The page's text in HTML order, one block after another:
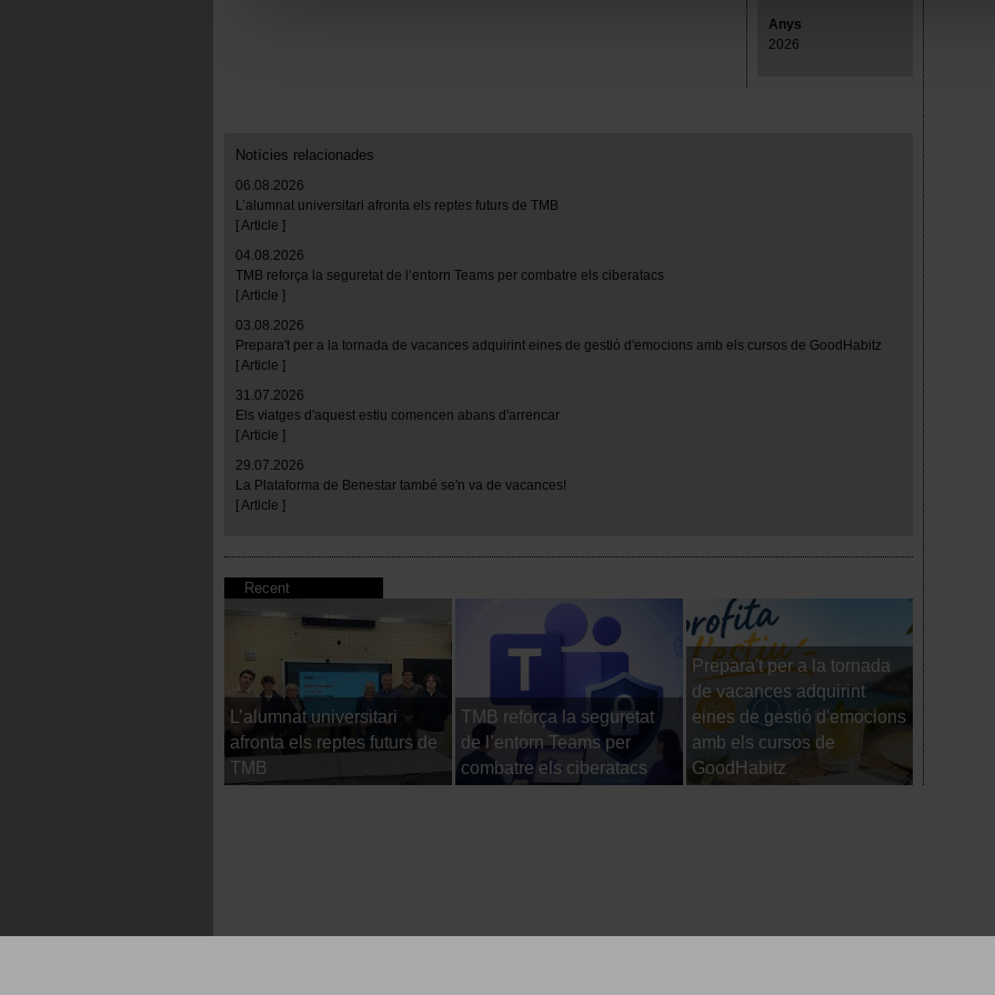
Las cookies necesarias son imprescindibles para el funcionamiento de la web y, por tanto, si
Política de cookies
En cualquier momento de la navegación en esta web, podrás modificar tu selección de
“Gestor de cookies”, que encontrarás en el menú de la parte inferior de la web.
Anys
2026
Notícies relacionades
06.08.2026
L’alumnat universitari afronta els reptes futurs de TMB
[ Article ]
04.08.2026
TMB reforça la seguretat de l’entorn Teams per combatre els ciberatacs
[ Article ]
03.08.2026
Prepara't per a la tornada de vacances adquirint eines de gestió d'emocions amb els cursos de GoodHabitz
[ Article ]
31.07.2026
Els viatges d'aquest estiu comencen abans d'arrencar
[ Article ]
29.07.2026
La Plataforma de Benestar també se'n va de vacances!
[ Article ]
Recent
L’alumnat universitari
afronta els reptes futurs de
TMB
TMB reforça la seguretat
de l’entorn Teams per
combatre els ciberatacs
Prepara't per a la tornada
de vacances adquirint
eines de gestió d'emocions
amb els cursos de
GoodHabitz
Els
d'arrencar